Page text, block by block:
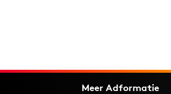
Meer Adformatie